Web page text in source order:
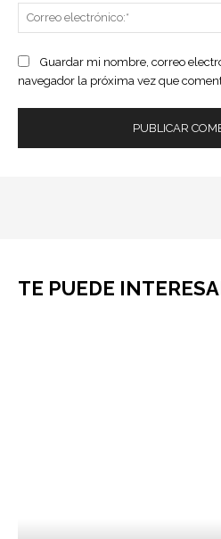
Guardar mi nombre, correo
navegador la próxima vez que
TE PUEDE